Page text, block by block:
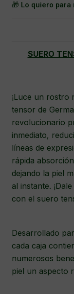
🎁 Lo quiero para
SUERO
¡Luce un rostro
tensor de
revolucionario
inmediato,
líneas de
rápida
dejando la piel
al instante.
con el suero
Desarrollado
cada caja
numerosos
piel un aspecto